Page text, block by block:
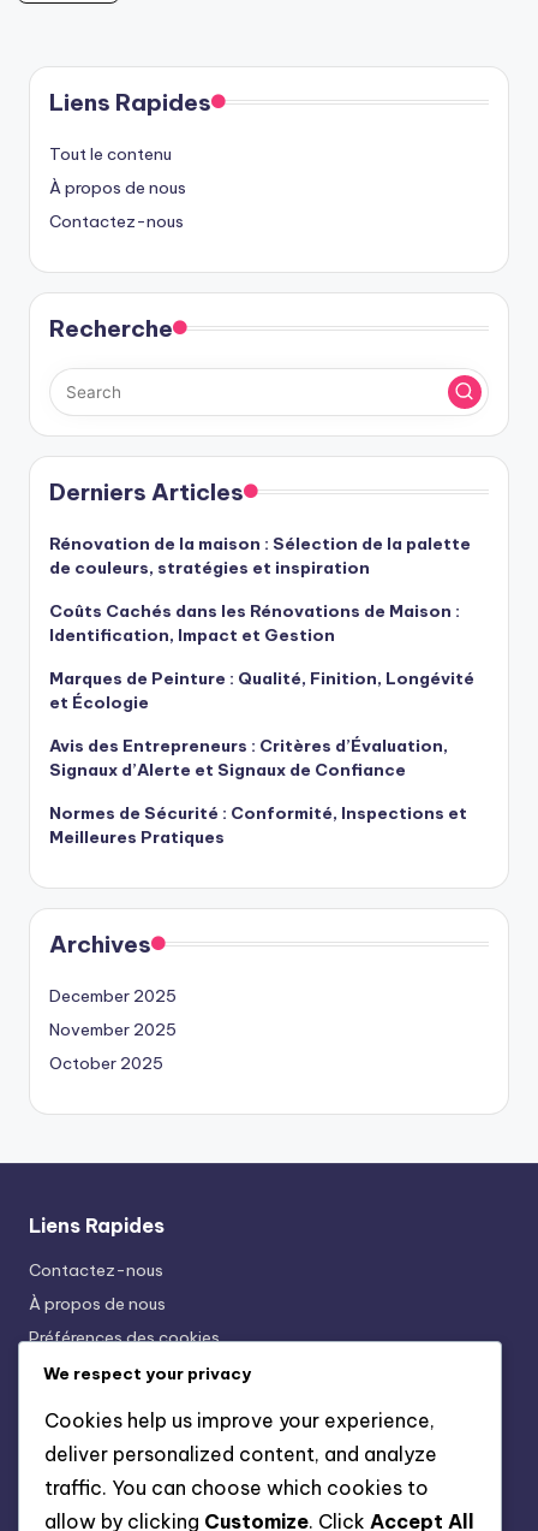
Liens Rapides
Tout le contenu
À propos de nous
Contactez-nous
Recherche
Derniers Articles
Rénovation de la maison : Sélection de la palette
de couleurs, stratégies et inspiration
Coûts Cachés dans les Rénovations de Maison :
Identification, Impact et Gestion
Marques de Peinture : Qualité, Finition, Longévité
et Écologie
Avis des Entrepreneurs : Critères d’Évaluation,
Signaux d’Alerte et Signaux de Confiance
Normes de Sécurité : Conformité, Inspections et
Meilleures Pratiques
Archives
December 2025
November 2025
October 2025
Liens Rapides
Contactez-nous
À propos de nous
Préférences des cookies
Conditions Générales
Catégories
We respect your privacy
Cookies help us improve your experience,
deliver personalized content, and analyze
traffic. You can choose which cookies to
allow by clicking Customize. Click Accept All